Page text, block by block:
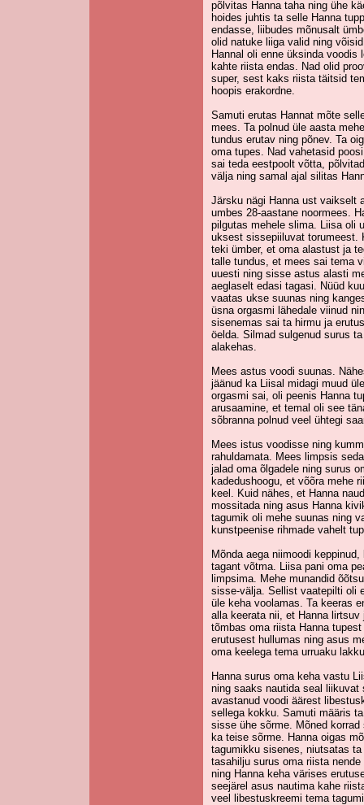
põlvitas Hanna taha ning ühe
hoides juhtis ta selle Hanna
endasse, liibudes mõnusalt
olid natuke liiga valid ning
Hannal oli enne üksinda
kahte riista endas. Nad olid
super, sest kaks riista täitsid
hoopis erakordne.
Samuti erutas Hannat mõte
mees. Ta polnud üle aasta
tundus erutav ning põnev. Ta
oma tupes. Nad vahetasid
sai teda eestpoolt võtta,
välja ning samal ajal silitas
Järsku nägi Hanna ust vaikselt
umbes 28-aastane noormees.
pilgutas mehele slima. Liisa oli
uksest sissepiiluvat torumeest.
teki ümber, et oma alastust ja
talle tundus, et mees sai tema
uuesti ning sisse astus alasti
aeglaselt edasi tagasi. Nüüd
vaatas ukse suunas ning
üsna orgasmi lähedale viinud
sisenemas sai ta hirmu ja
öelda. Silmad sulgenud surus
alakehas.
Mees astus voodi suunas.
jäänud ka Liisal midagi muud
orgasmi sai, oli peenis Hanna
arusaamine, et temal oli see
sõbranna polnud veel ühtegi
Mees istus voodisse ning
rahuldamata. Mees limpsis
jalad oma õlgadele ning surus
kadedushoogu, et võõra mehe
keel. Kuid nähes, et Hanna
mossitada ning asus Hanna
tagumik oli mehe suunas ning
kunstpeenise rihmade vahelt
Mõnda aega niimoodi
tagant võtma. Liisa pani oma
limpsima. Mehe munandid
sisse-välja. Sellist vaatepilti oli
üle keha voolamas. Ta keeras
alla keerata nii, et Hanna
tõmbas oma riista Hanna
erutusest hullumas ning asus
oma keelega tema urruaku
Hanna surus oma keha vastu
ning saaks nautida seal
avastanud voodi äärest
sellega kokku. Samuti määris
sisse ühe sõrme. Mõned
ka teise sõrme. Hanna oigas
tagumikku sisenes, niutsatas
tasahilju surus oma riista
ning Hanna keha värises
seejärel asus nautima kahe
veel libestuskreemi tema